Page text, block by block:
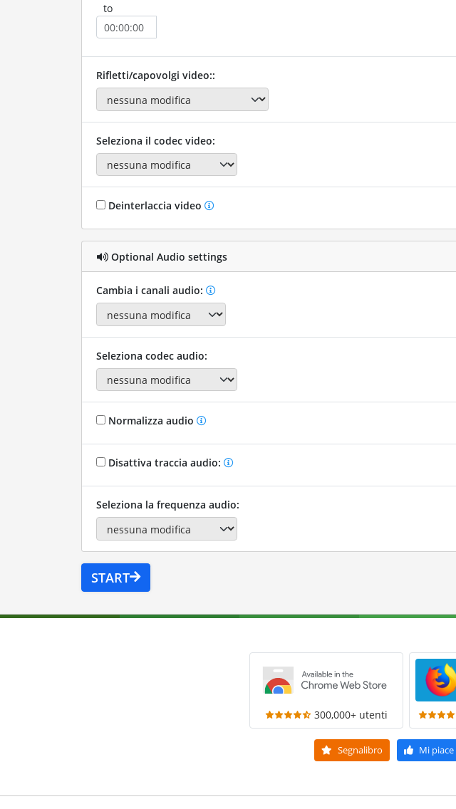
to
Rifletti/capovolgi video::
Seleziona il codec video:
Deinterlaccia video
Optional Audio settings
Cambia i canali audio:
Seleziona codec audio:
Normalizza audio
Disattiva traccia audio:
Seleziona la frequenza audio:
START
300,000+ utenti
Segnalibro Mi piace